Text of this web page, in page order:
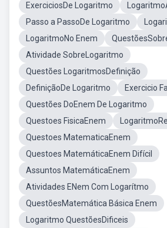
ExerciciosDe Logaritmo
Passo a PassoDe Logaritmo
LogaritmoNo Enem
Atividade SobreLogaritmo
Questões LogaritmosDefinição
DefiniçãoDe Logaritmo
Exercicio
Questões DoEnem De Logaritmo
Questoes FisicaEnem
Questoes MatematicaEnem
Questoes MatemáticaEnem Difícil
Assuntos MatemáticaEnem
Atividades ENem Com Logarítmo
QuestõesMatemática Básica Enem
Logaritmo QuestõesDificeis